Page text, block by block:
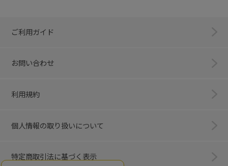
ご利用ガイド
お問い合わせ
利用規約
個人情報の取り扱いについて
特定商取引法に基づく表示